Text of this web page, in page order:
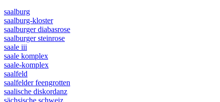
saalburg
saalburg-kloster
saalburger diabasrose
saalburger steinrose
saale iii
saale komplex
saale-komplex
saalfeld
saalfelder feengrotten
saalische diskordanz